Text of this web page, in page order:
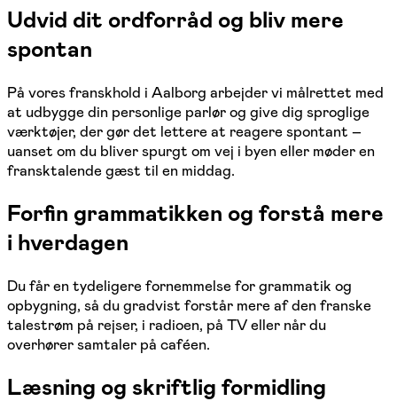
Udvid dit ordforråd og bliv mere
spontan
På vores franskhold i Aalborg arbejder vi målrettet med
at udbygge din personlige parlør og give dig sproglige
værktøjer, der gør det lettere at reagere spontant –
uanset om du bliver spurgt om vej i byen eller møder en
fransktalende gæst til en middag.
Forfin grammatikken og forstå mere
i hverdagen
Du får en tydeligere fornemmelse for grammatik og
opbygning, så du gradvist forstår mere af den franske
talestrøm på rejser, i radioen, på TV eller når du
overhører samtaler på caféen.
Læsning og skriftlig formidling